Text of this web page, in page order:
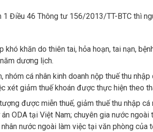
Điều 46 Thông tư 156/2013/TT-BTC thì
khăn do thiên tai, hỏa hoạn, tai nạn,
dương lịch.
nhóm cá nhân kinh doanh nộp thuế thu
xét giảm thuế khoán được thực hiện theo
được miễn thuế, giảm thuế thu nhập
ODA tại Việt Nam; chuyên gia nước
nước ngoài làm việc tại văn phòng của